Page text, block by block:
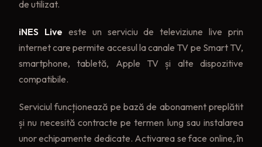
de utilizat.
iNES Live este un serviciu de televiziune live prin
internet care permite accesul la canale TV pe Smart TV,
smartphone, tabletă, Apple TV și alte dispozitive
compatibile.
Serviciul funcționează pe bază de abonament preplătit
și nu necesită contracte pe termen lung sau instalarea
unor echipamente dedicate. Activarea se face online, în